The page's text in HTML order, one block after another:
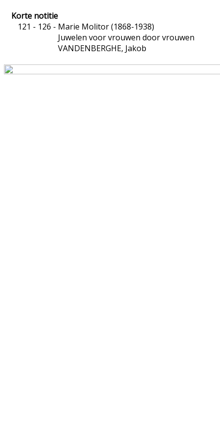
Korte notitie
121 - 126 - Marie Molitor (1868-1938)
Juwelen voor vrouwen door vrouwen
VANDENBERGHE, Jakob